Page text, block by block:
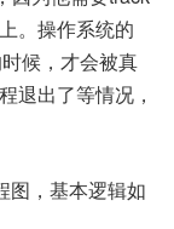
。操作系统的
候，才会被真
退出了等情况，
图，基本逻辑如